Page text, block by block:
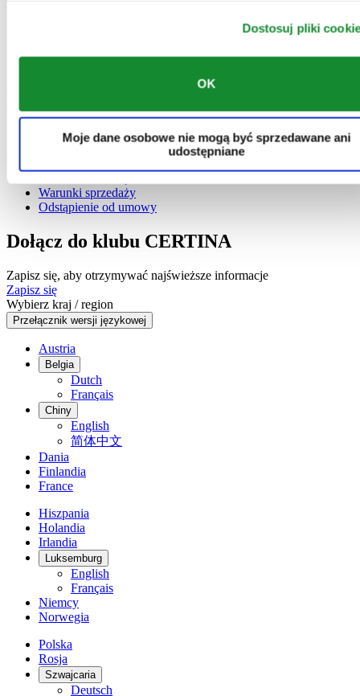
Dostosuj pliki
OK
Moje dane osobowe nie mogą być sprzedawane ani
udostępniane
Warunki użytkowania
Polityka prywatności
Warunki sprzedaży
Odstąpienie od umowy
Dołącz do klubu CERTINA
Zapisz się, aby otrzymywać najświeższe informacje
Zapisz się
Wybierz kraj / region
Przełącznik wersji językowej
Austria
Belgia
Dutch
Français
Chiny
English
简体中文
Dania
Finlandia
France
Hiszpania
Holandia
Irlandia
Luksemburg
English
Français
Niemcy
Norwegia
Polska
Rosja
Szwajcaria
Deutsch